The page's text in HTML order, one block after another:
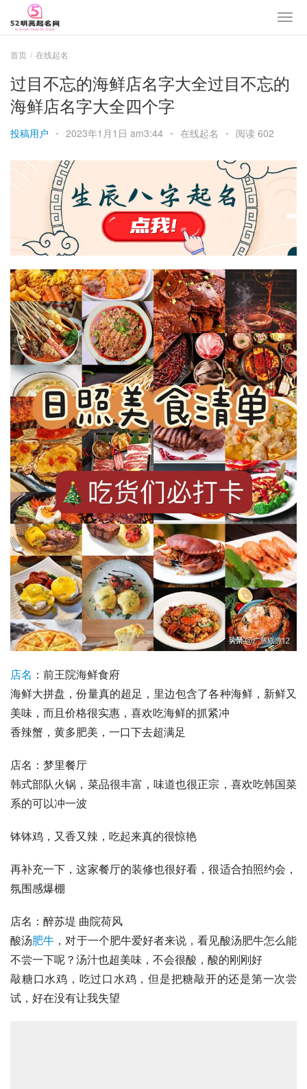
首页 在线起名
过目不忘的海鲜店名字大全过目不忘的
海鲜店名字大全四个字
投稿用户 • 2023年1月1日 am3:44 • 在线起名 • 阅读 602
店名 ：前王院海鲜食府
海鲜大拼盘，份量真的超足，里边包含了各种海鲜，新鲜又
美味，而且价格很实惠，喜欢吃海鲜的抓紧冲
香辣蟹 ，黄多肥美，一口下去超满足
店名：梦里餐厅
韩式部队火锅，菜品很丰富，味道也很正宗，喜欢吃韩国菜
系的可以冲一波
钵钵鸡 ，又香又辣，吃起来真的很惊艳
再补充一下，这家餐厅的装修也很好看，很适合拍照约会，
氛围感爆棚
店名：醉苏堤 曲院荷风
酸汤肥牛 ，对于一个肥牛爱好者来说，看见酸汤肥牛怎么能
不尝一下呢？汤汁也超美味，不会很酸，酸的刚刚好
敲糖口水鸡 ，吃过口水鸡，但是把糖敲开的还是第一次尝
试，好在没有让我失望